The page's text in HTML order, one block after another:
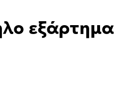
εξάρτημα